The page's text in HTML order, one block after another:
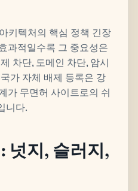
키텍처의 핵심 정책 긴장
과적일수록 그 중요성은
차단, 도메인 차단, 암시
가 자체 배제 등록은 강
가 무면허 사이트로의 쉬
니다.
넛지, 슬러지,